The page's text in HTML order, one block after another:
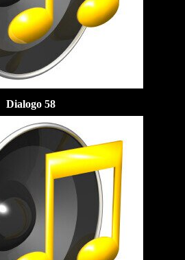
Dialogo 58